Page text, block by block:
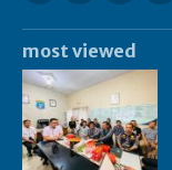
most viewed